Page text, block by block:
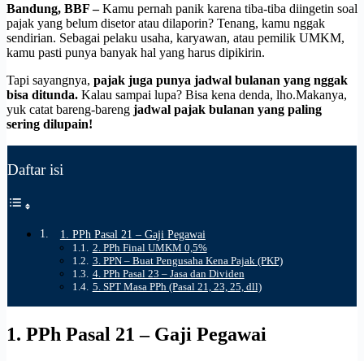
Bandung, BBF –Kamu pernah panik karena tiba-tiba diingetin soal
pajak yang belum disetor atau dilaporin? Tenang, kamu nggak
sendirian. Sebagai pelaku usaha, karyawan, atau pemilik UMKM,
kamu pasti punya banyak hal yang harus dipikirin.
Tapi sayangnya, pajak juga punya jadwal bulanan yang nggak
bisa ditunda. Kalau sampai lupa? Bisa kena denda, lho.Makanya,
yuk catat bareng-bareng jadwal pajak bulanan yang paling
sering dilupain!
Daftar isi
1. PPh Pasal 21 – Gaji Pegawai
2. PPh Final UMKM 0,5%
3. PPN – Buat Pengusaha Kena Pajak (PKP)
4. PPh Pasal 23 – Jasa dan Dividen
5. SPT Masa PPh (Pasal 21, 23, 25, dll)
1. PPh Pasal 21 – Gaji Pegawai